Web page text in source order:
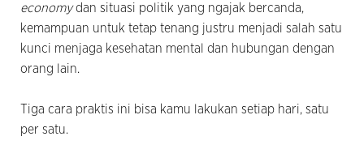
economydan situasi politik yang ngajak bercanda,
kemampuan untuk tetap tenang justru menjadi salah satu
kunci menjaga kesehatan mental dan hubungan dengan
orang lain.
Tiga cara praktis ini bisa kamu lakukan setiap hari, satu
per satu.